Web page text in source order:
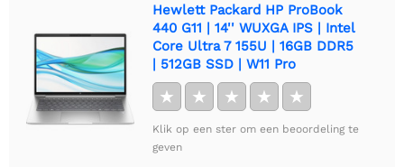
Hewlett Packard HP ProBook
440 G11 | 14'' WUXGA IPS | Intel
Core Ultra 7 155U | 16GB DDR5
| 512GB SSD | W11 Pro
★ ★ ★ ★ ★
Klik op een ster om een beoordeling te
geven